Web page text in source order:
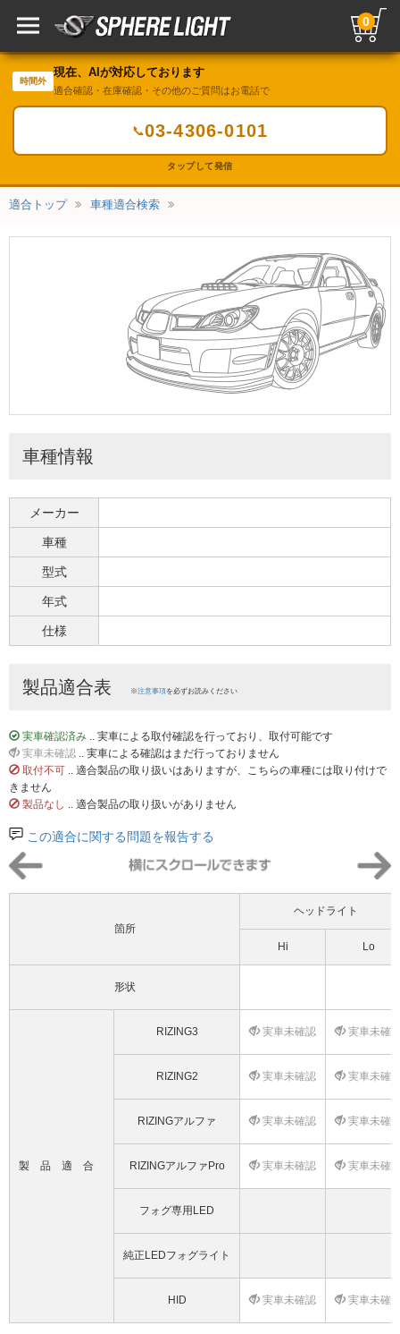
0
時間外
現在、AIが対応しております
適合確認・在庫確認・その他のご質問はお電話で
📞03-4306-0101
タップして発信
適合トップ 車種適合検索
車種情報
メーカー
車種
型式
年式
仕様
製品適合表 ※注意事項を必ずお読みください
実車確認済み .. 実車による取付確認を行っており、取付可能です
実車未確認 .. 実車による確認はまだ行っておりません
取付不可 .. 適合製品の取り扱いはありますが、こちらの車種には取り付けで
きません
製品なし .. 適合製品の取り扱いがありません
この適合に関する問題を報告する
箇所
ヘッドライト
Hi Lo
形状
製品適合
RIZING3 実車未確認 実車未確
RIZING2 実車未確認 実車未確
RIZINGアルファ 実車未確認 実車未確
RIZINGアルファPro 実車未確認 実車未確
フォグ専用LED
純正LEDフォグライト
HID 実車未確認 実車未確